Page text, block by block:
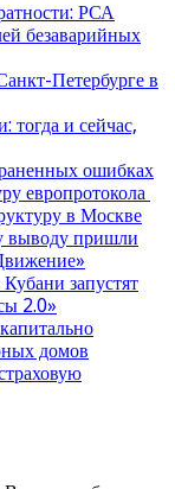
РСА
безаварийных
Петербурге в
тогда и сейчас,
ошибках
европротокола
в Москве
выводу пришли
запустят
2.0»
домов